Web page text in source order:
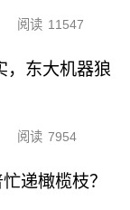
阅读 11547
，东大机器狼
阅读 7954
递橄榄枝？